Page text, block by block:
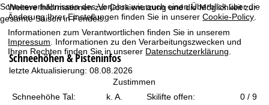
Weitere Informationen zur Cookienutzung und die Möglichkeit zur
Änderung Ihrer Einstellungen finden Sie in unsererCookie-Policy
Informationen zum Verantwortlichen finden Sie in unserem
Impressum . Informationen zu den Verarbeitungszwecken und
Ihren Rechten finden Sie in unserer Datenschutzerklärung
Zustimmen
i
t
e
Schneeverhältnissen des Vorjahrs wie auch einen Überblick über die
gesamte Saison in Fendels.
Schneehöhen & Pisteninfos
letzte Aktualisierung: 08.08.2026
Schneehöhe Tal: k. A. Skilifte offen: 0 / 9